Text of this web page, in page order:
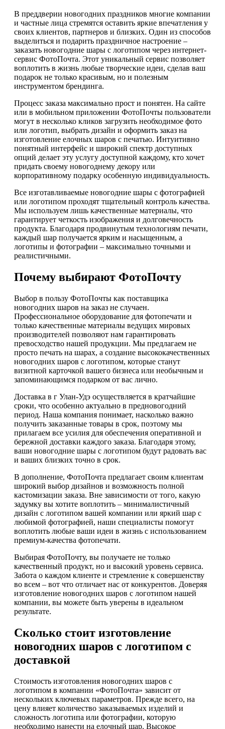
В преддверии новогодних праздников многие компании
и частные лица стремятся оставить яркие впечатления у
своих клиентов, партнеров и близких. Один из способов
выделиться и подарить праздничное настроение –
заказать новогодние шары с логотипом через интернет-
сервис ФотоПочта. Этот уникальный сервис позволяет
воплотить в жизнь любые творческие идеи, сделав ваш
подарок не только красивым, но и полезным
инструментом брендинга.
Процесс заказа максимально прост и понятен. На сайте
или в мобильном приложении ФотоПочты пользователи
могут в несколько кликов загрузить необходимое фото
или логотип, выбрать дизайн и оформить заказ на
изготовление елочных шаров с печатью. Интуитивно
понятный интерфейс и широкий спектр доступных
опций делает эту услугу доступной каждому, кто хочет
придать своему новогоднему декору или
корпоративному подарку особенную индивидуальность.
Все изготавливаемые новогодние шары с фотографией
или логотипом проходят тщательный контроль качества.
Мы используем лишь качественные материалы, что
гарантирует четкость изображения и долговечность
продукта. Благодаря продвинутым технологиям печати,
каждый шар получается ярким и насыщенным, а
логотипы и фотографии – максимально точными и
реалистичными.
Почему выбирают ФотоПочту
Выбор в пользу ФотоПочты как поставщика
новогодних шаров на заказ не случаен.
Профессиональное оборудование для фотопечати и
только качественные материалы ведущих мировых
производителей позволяют нам гарантировать
превосходство нашей продукции. Мы предлагаем не
просто печать на шарах, а создание высококачественных
новогодних шаров с логотипом, которые станут
визитной карточкой вашего бизнеса или необычным и
запоминающимся подарком от вас лично.
Доставка в г Улан-Удэ осуществляется в кратчайшие
сроки, что особенно актуально в предновогодний
период. Наша компания понимает, насколько важно
получить заказанные товары в срок, поэтому мы
прилагаем все усилия для обеспечения оперативной и
бережной доставки каждого заказа. Благодаря этому,
ваши новогодние шары с логотипом будут радовать вас
и ваших близких точно в срок.
В дополнение, ФотоПочта предлагает своим клиентам
широкий выбор дизайнов и возможность полной
кастомизации заказа. Вне зависимости от того, какую
задумку вы хотите воплотить – минималистичный
дизайн с логотипом вашей компании или яркий шар с
любимой фотографией, наши специалисты помогут
воплотить любые ваши идеи в жизнь с использованием
премиум-качества фотопечати.
Выбирая ФотоПочту, вы получаете не только
качественный продукт, но и высокий уровень сервиса.
Забота о каждом клиенте и стремление к совершенству
во всем – вот что отличает нас от конкурентов. Доверяя
изготовление новогодних шаров с логотипом нашей
компании, вы можете быть уверены в идеальном
результате.
Сколько стоит изготовление
новогодних шаров с логотипом с
доставкой
Стоимость изготовления новогодних шаров с
логотипом в компании «ФотоПочта» зависит от
нескольких ключевых параметров. Прежде всего, на
цену влияет количество заказываемых изделий и
сложность логотипа или фотографии, которую
необходимо нанести на елочный шар. Высокое